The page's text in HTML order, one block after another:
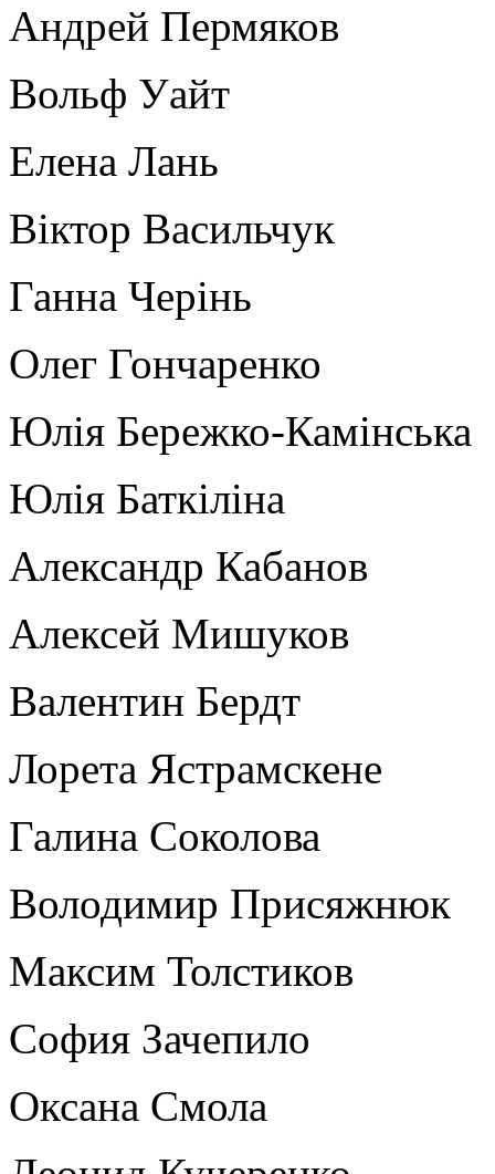
Андрей Пермяков
Вольф Уайт
Елена Лань
Віктор Васильчук
Ганна Черінь
Олег Гончаренко
Юлія Бережко-Камінська
Юлія Баткіліна
Александр Кабанов
Алексей Мишуков
Валентин Бердт
Лорета Ястрамскене
Галина Соколова
Володимир Присяжнюк
Максим Толстиков
София Зачепило
Оксана Смола